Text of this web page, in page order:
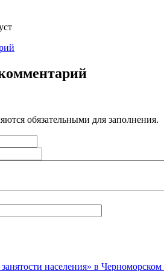
обязательными для заполнения.
населения» в